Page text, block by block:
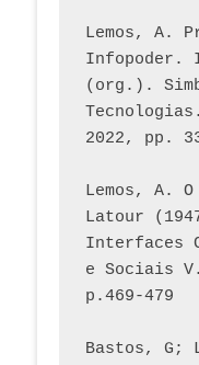
Lemos, A.
Infopoder.
(org.).
2022, pp.
Lemos, A. O
Latour
Interfaces
e Sociais
p.469-479
Bastos, G;